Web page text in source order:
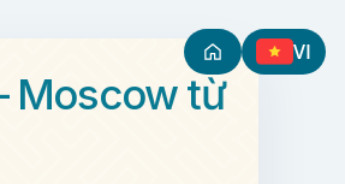
VI
Moscow từ